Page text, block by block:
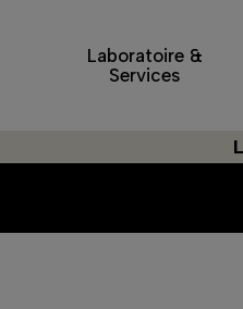
Laboratoire &
Services
Les